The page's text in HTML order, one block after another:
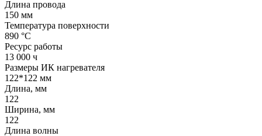
Длина провода
150 мм
Температура поверхности
890 °С
Ресурс работы
13 000 ч
Размеры ИК нагревателя
122*122 мм
Длина, мм
122
Ширина, мм
122
Длина волны